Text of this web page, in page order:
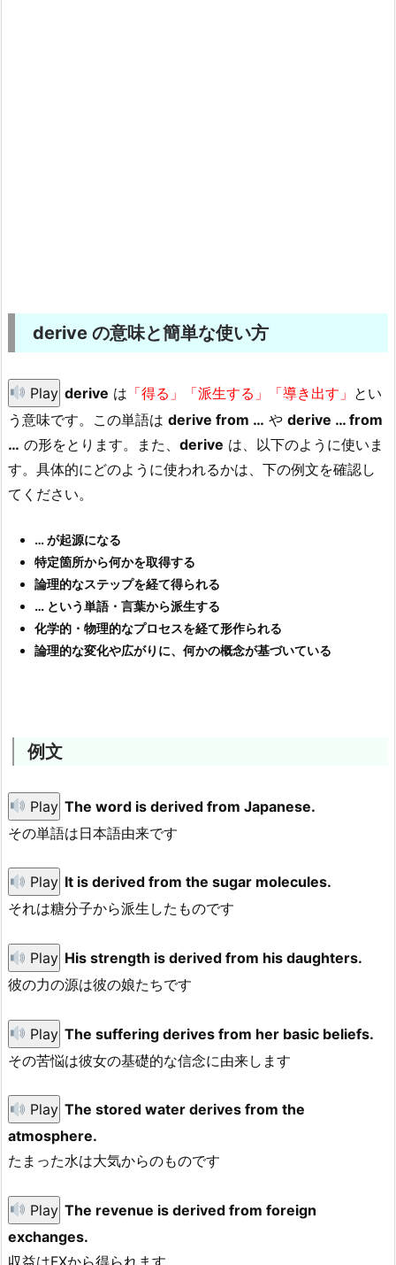
derive の意味と簡単な使い方
Play derive は 「得る」「派生する」「導き出す」 とい
う意味です。この単語は derive from … や derive … from
… の形をとります。また、 derive は、以下のように使いま
す。具体的にどのように使われるかは、下の例文を確認し
てください。
… が起源になる
特定箇所から何かを取得する
論理的なステップを経て得られる
… という単語・言葉から派生する
化学的・物理的なプロセスを経て形作られる
論理的な変化や広がりに、何かの概念が基づいている
例文
Play The word is derived from Japanese.
その単語は日本語由来です
Play It is derived from the sugar molecules.
それは糖分子から派生したものです
Play His strength is derived from his daughters.
彼の力の源は彼の娘たちです
Play The suffering derives from her basic beliefs.
その苦悩は彼女の基礎的な信念に由来します
Play The stored water derives from the
atmosphere.
たまった水は大気からのものです
Play The revenue is derived from foreign
exchanges.
収益はFXから得られます